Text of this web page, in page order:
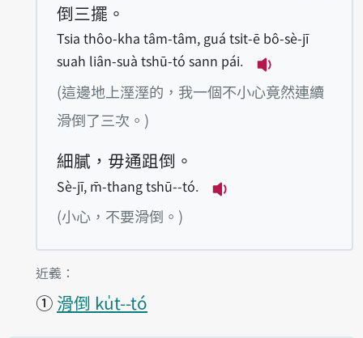
倒三擺。
Tsia thôo-kha tâm-tâm, guá tsi̍t-ē bô-sè-jī
suah liân-suà tshū-tó sann pái.
播放例句
(這邊地上溼溼的，我一個不小心竟然連續
滑倒了三次。)
細膩，毋通跙倒。
Sè-jī, m̄-thang tshū--tó.
(小心，不要滑倒。)
第1項釋義的
近義：
① 滑倒 ku̍t--tó